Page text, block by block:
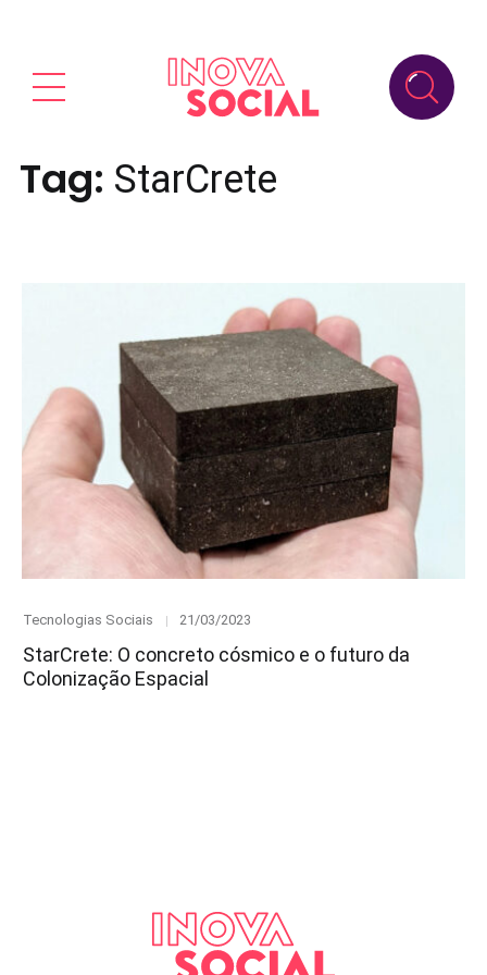
Tag: StarCrete
Category
Tecnologias Sociais
Posted
21/03/2023
StarCrete: O concreto cósmico e o futuro da
Colonização Espacial